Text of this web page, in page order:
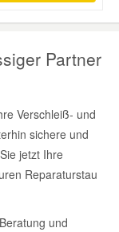
Partner
Verschleiß- und
sichere und
jetzt Ihre
Reparaturstau
und